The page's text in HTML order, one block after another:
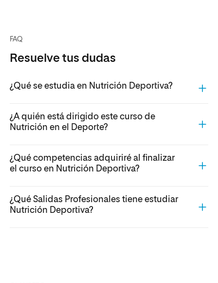
FAQ
Resuelve tus dudas
¿Qué se estudia en Nutrición Deportiva?
¿A quién está dirigido este curso de
Nutrición en el Deporte?
¿Qué competencias adquiriré al finalizar
el curso en Nutrición Deportiva?
¿Qué Salidas Profesionales tiene estudiar
Nutrición Deportiva?